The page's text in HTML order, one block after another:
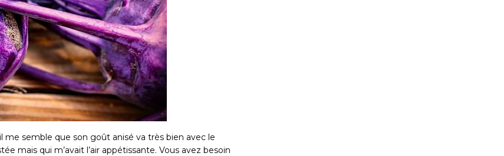
me semble que son goût anisé va très bien avec le
mais qui m’avait l’air appétissante. Vous avez besoin